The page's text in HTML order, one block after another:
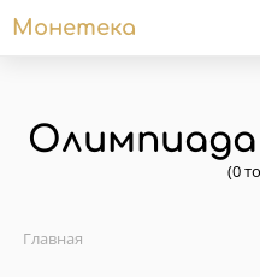
Монетека
Олимпиада
(0
Главная